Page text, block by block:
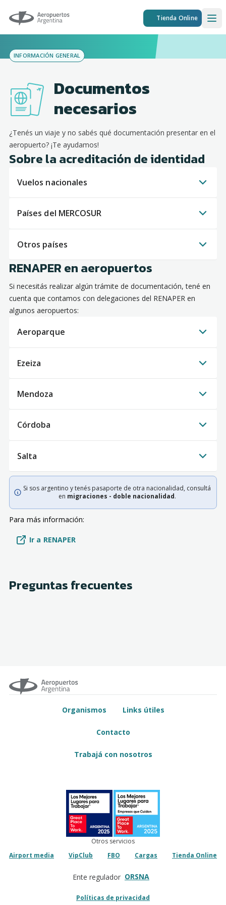
Aeropuertos Argentina Tienda Online
INFORMACIÓN GENERAL
Documentos
necesarios
¿Tenés un viaje y no sabés qué documentación presentar en el
aeropuerto? ¡Te ayudamos!
Sobre la acreditación de identidad
Vuelos nacionales
Países del MERCOSUR
Otros países
RENAPER en aeropuertos
Si necesitás realizar algún trámite de documentación, tené en
cuenta que contamos con delegaciones del RENAPER en
algunos aeropuertos:
Aeroparque
Ezeiza
Mendoza
Córdoba
Salta
Si sos argentino y tenés pasaporte de otra nacionalidad, consultá
en migraciones - doble nacionalidad.
Para más información:
Ir a RENAPER
Preguntas frecuentes
Organismos Links útiles
Contacto
Trabajá con nosotros
Otros servicios
Airport media
VipClub FBO Cargas Tienda Online
Ente regulador ORSNA
Políticas de privacidad